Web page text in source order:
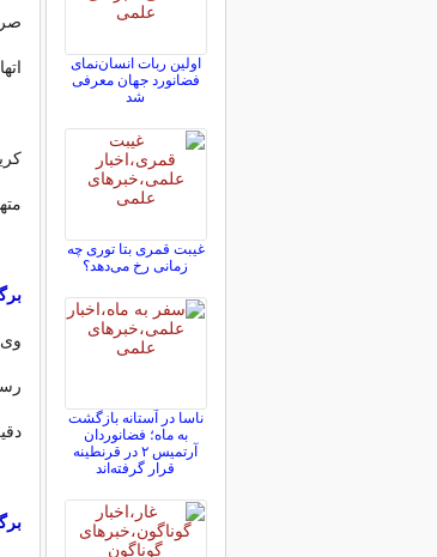
اولین ربات انسان‌نمای
فضانورد جهان معرفی
شد
غیبت قمری بتا توری چه
زمانی رخ می‌دهد؟
ناسا در آستانه بازگشت
به ماه؛ فضانوردان
آرتمیس ۲ در قرنطینه
قرار گرفته‌اند